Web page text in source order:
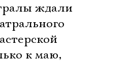
ждали
к маю,